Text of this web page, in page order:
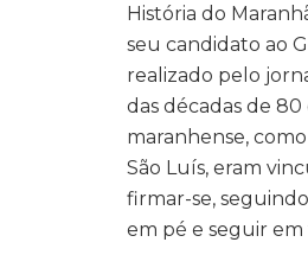
História do
seu candidato ao
realizado pelo
das décadas de
maranhense,
São Luís, eram
firmar-se,
em pé e seguir